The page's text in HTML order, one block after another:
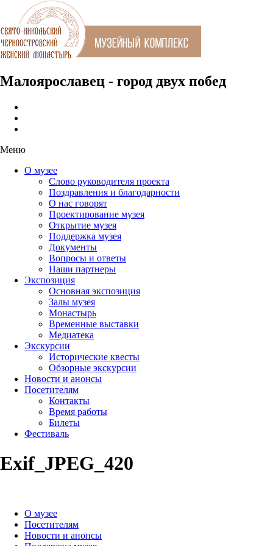
Малоярославец - город двух побед
Меню
О музее
Слово руководителя проекта
Поздравления и благодарности
О нас говорят
Проектирование музея
Открытие музея
Поддержка музея
Документы
Вопросы и ответы
Наши партнеры
Экспозиция
Основная экспозиция
Залы музея
Монастырь
Временные выставки
Медиатека
Экскурсии
Исторические квесты
Обзорные экскурсии
Новости и анонсы
Посетителям
Контакты
Время работы
Билеты
Фестиваль
Exif_JPEG_420
О музее
Посетителям
Новости и анонсы